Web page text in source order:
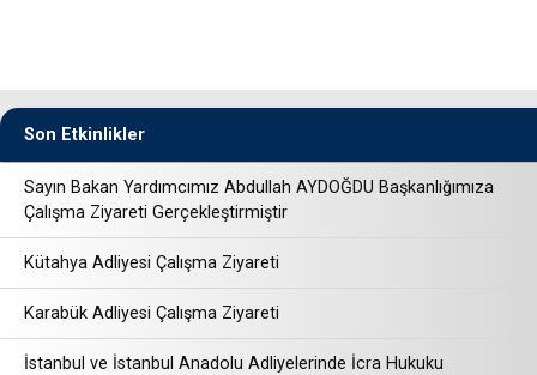
Son Etkinlikler
Sayın Bakan Yardımcımız Abdullah AYDOĞDU Başkanlığımıza
Çalışma Ziyareti Gerçekleştirmiştir
Kütahya Adliyesi Çalışma Ziyareti
Karabük Adliyesi Çalışma Ziyareti
İstanbul ve İstanbul Anadolu Adliyelerinde İcra Hukuku